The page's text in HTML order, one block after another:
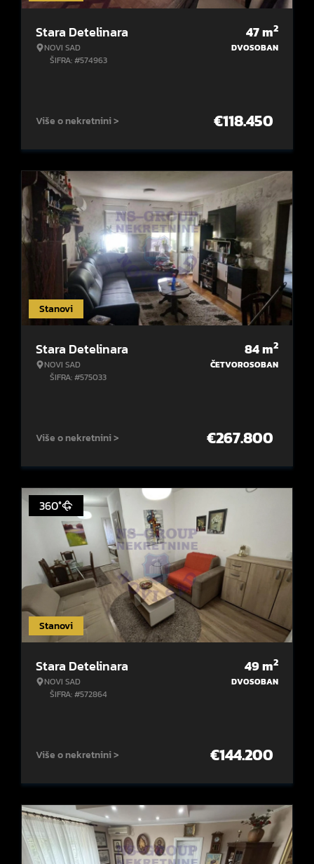
Stara Detelinara
NOVI SAD
ŠIFRA: #574963
47m2
DVOSOBAN
Više o nekretnini > €118.450
Stanovi
Stara Detelinara
NOVI SAD
ŠIFRA: #575033
84m2
ČETVOROSOBAN
Više o nekretnini > €267.800
Stanovi
360°
Stara Detelinara
NOVI SAD
ŠIFRA: #572864
49m2
DVOSOBAN
Više o nekretnini > €144.200